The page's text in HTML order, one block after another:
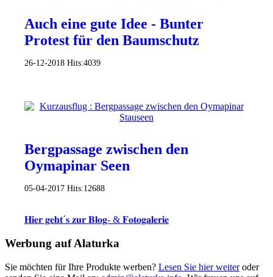
Auch eine gute Idee - Bunter
Protest für den Baumschutz
26-12-2018 Hits:4039
Bergpassage zwischen den
Oymapinar Seen
05-04-2017 Hits:12688
𝐇𝐢𝐞𝐫 𝐠𝐞𝐡𝐭´𝐬 𝐳𝐮𝐫 𝐁𝐥𝐨𝐠- & 𝐅𝐨𝐭𝐨𝐠𝐚𝐥𝐞𝐫𝐢𝐞
Werbung auf Alaturka
Sie möchten für Ihre Produkte werben? Lesen Sie hier weiteroder